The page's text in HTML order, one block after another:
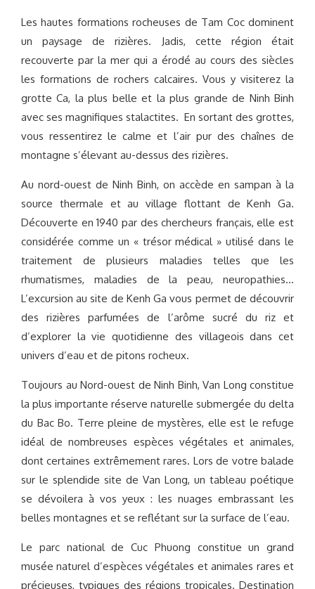
Les hautes formations rocheuses de Tam Coc dominent
un paysage de rizières. Jadis, cette région était
recouverte par la mer qui a érodé au cours des siècles
les formations de rochers calcaires. Vous y visiterez la
grotte Ca, la plus belle et la plus grande de Ninh Binh
avec ses magnifiques stalactites. En sortant des grottes,
vous ressentirez le calme et l’air pur des chaînes de
montagne s’élevant au-dessus des rizières.
Au nord-ouest de Ninh Binh, on accède en sampan à la
source thermale et au village flottant de Kenh Ga.
Découverte en 1940 par des chercheurs français, elle est
considérée comme un « trésor médical » utilisé dans le
traitement de plusieurs maladies telles que les
rhumatismes, maladies de la peau, neuropathies…
L’excursion au site de Kenh Ga vous permet de découvrir
des rizières parfumées de l’arôme sucré du riz et
d’explorer la vie quotidienne des villageois dans cet
univers d’eau et de pitons rocheux.
Toujours au Nord-ouest de Ninh Binh, Van Long constitue
la plus importante réserve naturelle submergée du delta
du Bac Bo. Terre pleine de mystères, elle est le refuge
idéal de nombreuses espèces végétales et animales,
dont certaines extrêmement rares. Lors de votre balade
sur le splendide site de Van Long, un tableau poétique
se dévoilera à vos yeux : les nuages embrassant les
belles montagnes et se reflétant sur la surface de l’eau.
Le parc national de Cuc Phuong constitue un grand
musée naturel d’espèces végétales et animales rares et
précieuses, typiques des régions tropicales. Destination